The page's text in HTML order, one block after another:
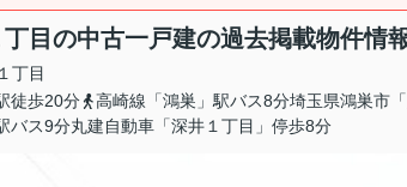
目の中古一戸建の過去掲載物件情
１丁目
徒歩20分
高崎線「鴻巣」駅バス8分埼玉県鴻巣市
バス9分丸建自動車「深井１丁目」停歩8分